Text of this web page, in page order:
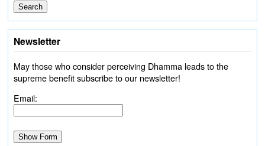
Newsletter
May those who consider perceiving Dhamma leads to the
supreme benefit subscribe to our newsletter!
Email: